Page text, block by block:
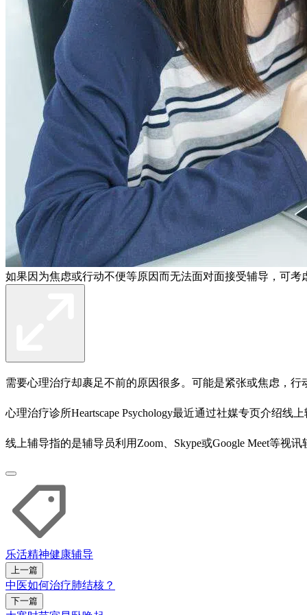
如果因为焦虑或行动不便等原因而无法面对面接受辅导，可
需要心理治疗却裹足不前的原因很多。可能是紧张或焦虑，
心理治疗诊所Heartscape Psychology最近通过社媒专页介绍
线上辅导指的是辅导员利用Zoom、Skype或Google Meet等
乐活精神健康辅导
上一篇
中医如何治疗肺结核？
下一篇